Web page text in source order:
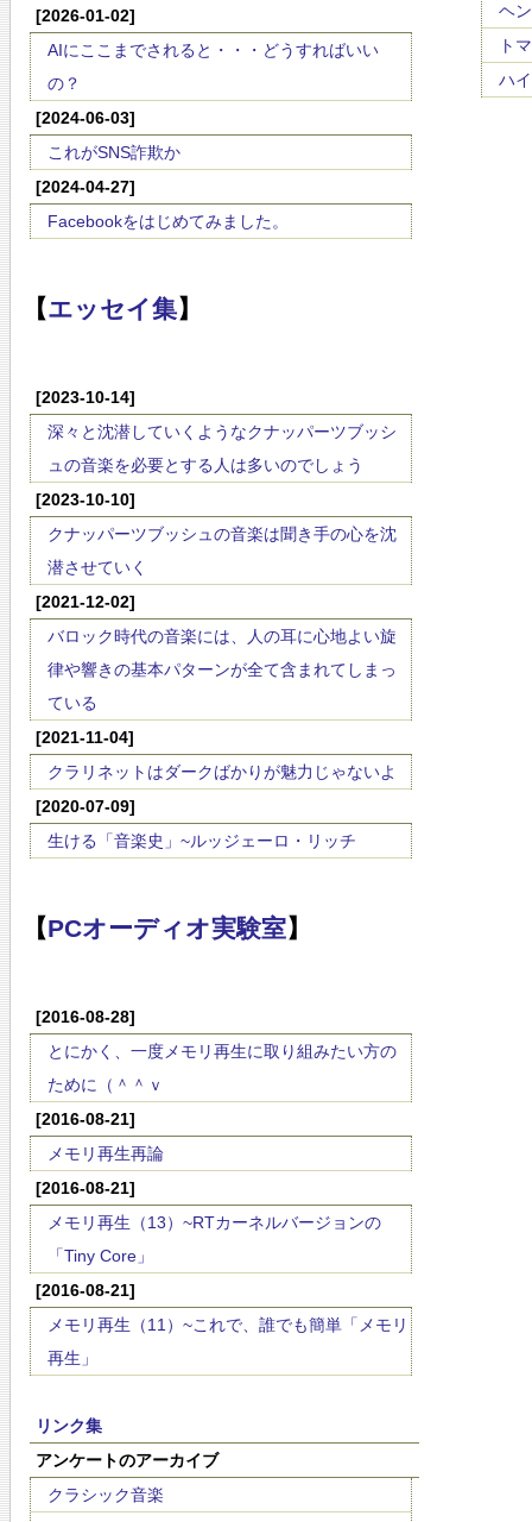
[2026-01-02]
AIにここまでされると・・・どうすればいい
の？
[2024-06-03]
これがSNS詐欺か
[2024-04-27]
Facebookをはじめてみました。
【エッセイ集】
[2023-10-14]
深々と沈潜していくようなクナッパーツブッシ
ュの音楽を必要とする人は多いのでしょう
[2023-10-10]
クナッパーツブッシュの音楽は聞き手の心を沈
潜させていく
[2021-12-02]
バロック時代の音楽には、人の耳に心地よい旋
律や響きの基本パターンが全て含まれてしまっ
ている
[2021-11-04]
クラリネットはダークばかりが魅力じゃないよ
[2020-07-09]
生ける「音楽史」~ルッジェーロ・リッチ
【PCオーディオ実験室】
[2016-08-28]
とにかく、一度メモリ再生に取り組みたい方の
ために（＾＾ｖ
[2016-08-21]
メモリ再生再論
[2016-08-21]
メモリ再生（13）~RTカーネルバージョンの
「Tiny Core」
[2016-08-21]
メモリ再生（11）~これで、誰でも簡単「メモリ
再生」
リンク集
アンケートのアーカイブ
クラシック音楽
ヘ
ト
ハ